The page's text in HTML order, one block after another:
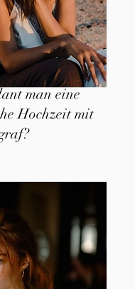
man eine
Hochzeit mit